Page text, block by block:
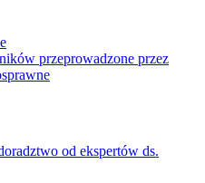
przeprowadzone przez
od ekspertów ds.